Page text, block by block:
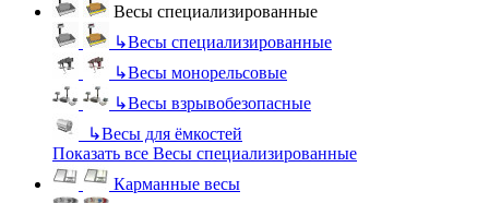
Весы специализированные
↳Весы специализированные
↳Весы монорельсовые
↳Весы взрывобезопасные
↳Весы для ёмкостей
Показать все Весы специализированные
Карманные весы